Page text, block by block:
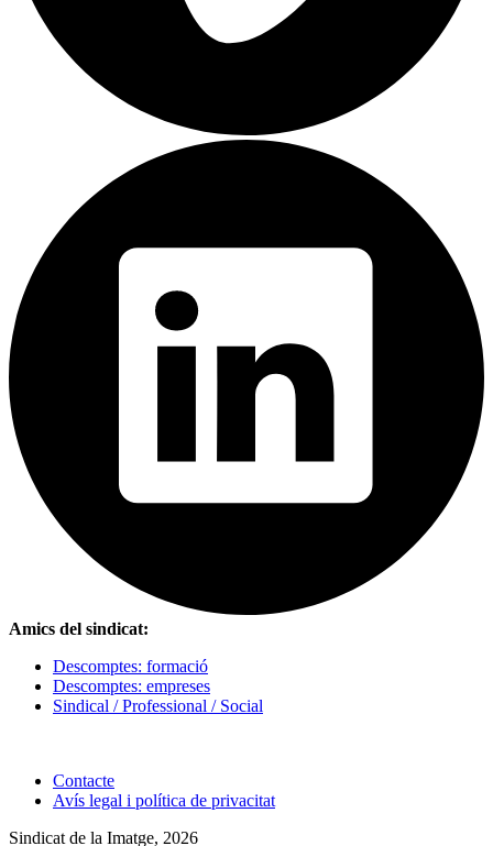
Amics del sindicat:
Descomptes: formació
Descomptes: empreses
Sindical / Professional / Social
Contacte
Avís legal i política de privacitat
Sindicat de la Imatge, 2026